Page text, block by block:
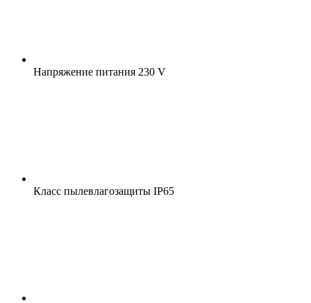
Напряжение питания 230 V
Класс пылевлагозащиты IP65